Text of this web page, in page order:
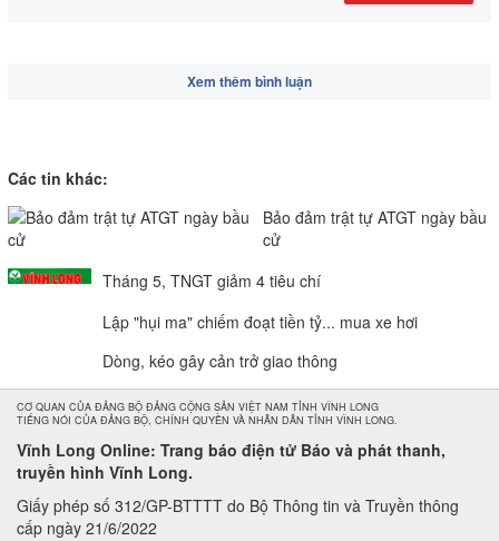
Xem thêm bình luận
Các tin khác:
Bảo đảm trật tự ATGT ngày bầu
cử
Tháng 5, TNGT giảm 4 tiêu chí
Lập "hụi ma" chiếm đoạt tiền tỷ... mua xe hơi
Dòng, kéo gây cản trở giao thông
CƠ QUAN CỦA ĐẢNG BỘ ĐẢNG CỘNG SẢN VIỆT NAM TỈNH VĨNH LONG
TIẾNG NÓI CỦA ĐẢNG BỘ, CHÍNH QUYỀN VÀ NHÂN DÂN TỈNH VĨNH LONG.
Vĩnh Long Online: Trang báo điện tử Báo và phát thanh,
truyền hình Vĩnh Long.
Giấy phép số 312/GP-BTTTT do Bộ Thông tin và Truyền thông
cấp ngày 21/6/2022